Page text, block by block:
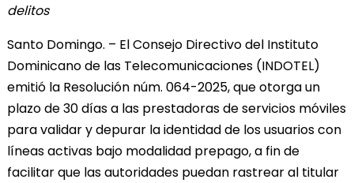
delitos
Santo Domingo. – El Consejo Directivo del Instituto
Dominicano de las Telecomunicaciones (INDOTEL)
emitió la Resolución núm. 064-2025, que otorga un
plazo de 30 días a las prestadoras de servicios móviles
para validar y depurar la identidad de los usuarios con
líneas activas bajo modalidad prepago, a fin de
facilitar que las autoridades puedan rastrear al titular